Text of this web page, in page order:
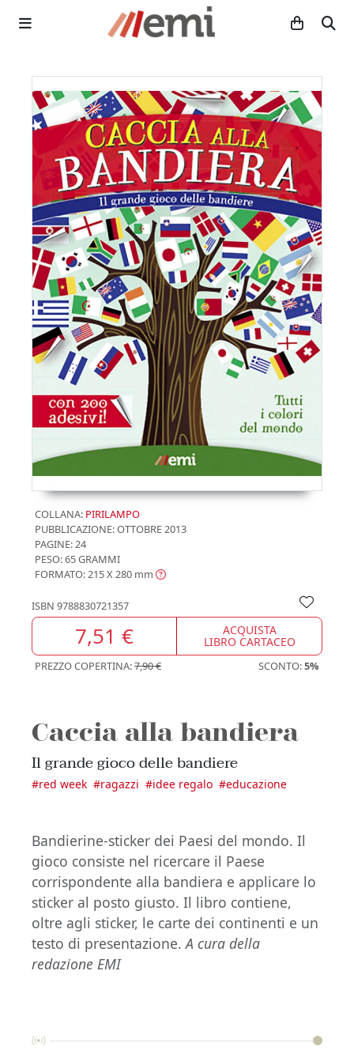
COLLANA: PIRILAMPO
PUBBLICAZIONE:OTTOBRE 2013
PAGINE: 24
PESO: 65 GRAMMI
FORMATO: 215 X 280 mm
ISBN 9788830721357
7,51 € ACQUISTA
LIBRO CARTACEO
PREZZO COPERTINA:7,90 € SCONTO:5%
Caccia alla bandiera
Il grande gioco delle bandiere
#red week #ragazzi #idee regalo #educazione
Bandierine-sticker dei Paesi del mondo. Il
gioco consiste nel ricercare il Paese
corrispondente alla bandiera e applicare lo
sticker al posto giusto. Il libro contiene,
oltre agli sticker, le carte dei continenti e un
testo di presentazione.A cura della
redazione EMI